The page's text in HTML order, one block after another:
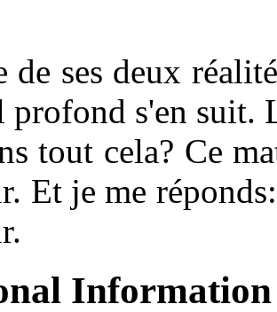
de ses deux
profond s'en suit.
tout cela? Ce
Et je me
Information